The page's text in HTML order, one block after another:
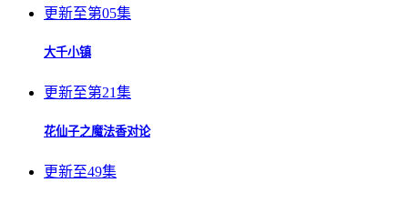
更新至第05集
大千小镇
更新至第21集
花仙子之魔法香对论
更新至49集